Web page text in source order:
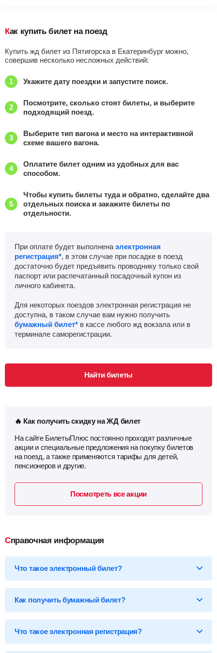
Как купить билет на поезд
Купить жд билет из Пятигорска в Екатеринбург можно,
совершив несколько несложных действий:
Укажите дату поездки и запустите поиск.
Посмотрите, сколько стоят билеты, и выберите
подходящий поезд.
Выберите тип вагона и место на интерактивной
схеме вашего вагона.
Оплатите билет одним из удобных для вас
способом.
Чтобы купить билеты туда и обратно, сделайте два
отдельных поиска и закажите билеты по
отдельности.
При оплате будет выполнена электронная
регистрация*, в этом случае при посадке в поезд
достаточно будет предъявить проводнику только свой
паспорт или распечатанный посадочный купон из
личного кабинета.
Для некоторых поездов электронная регистрация не
доступна, в таком случае вам нужно получить
бумажный билет* в кассе любого жд вокзала или в
терминале саморегистрации.
Найти билеты
🔥 Как получить скидку на ЖД билет
На сайте БилетыПлюс постоянно проходят различные
акции и специальные предложения на покупку билетов
на поезд, а также применяются тарифы для детей,
пенсионеров и другие.
Посмотреть все акции
Справочная информация
Что такое электронный билет?
котором указаны детали вашей поездки, а также данные о
пассажире.
Как получить бумажный билет?
В кассе ж/д вокзала — сообщите кассиру 14-ти
Что такое электронная регистрация?